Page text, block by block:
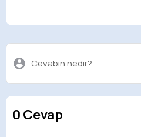
Cevabın nedir?
0 Cevap